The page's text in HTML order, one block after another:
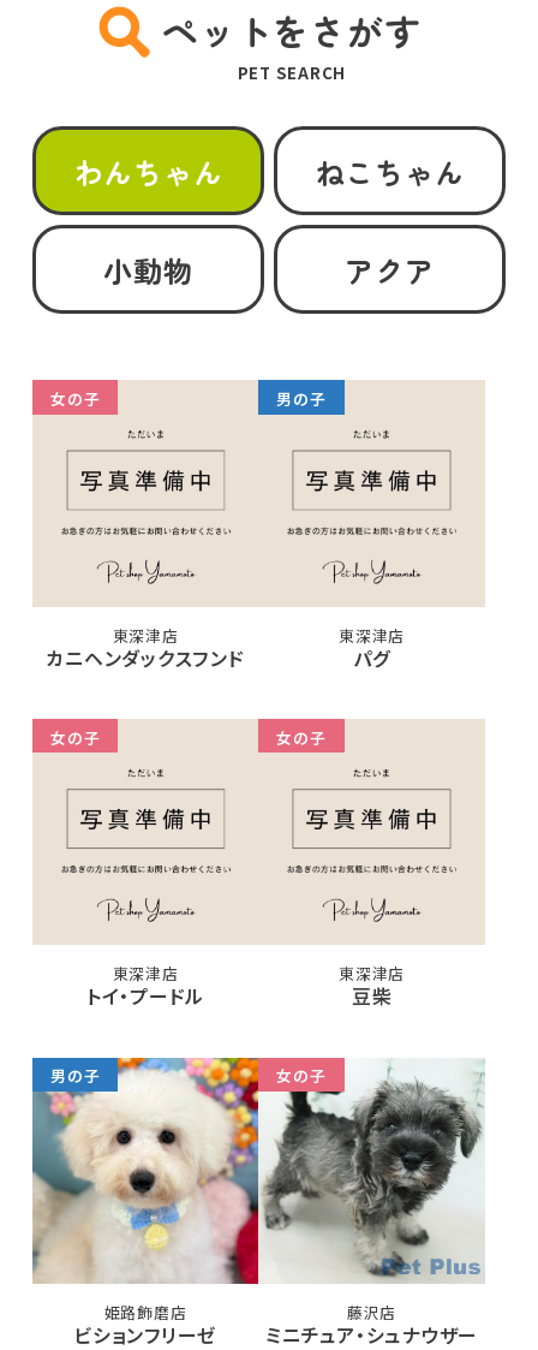
ペットをさがす
PET SEARCH
わんちゃん ねこちゃん
小動物 アクア
女の子
東深津店
カニヘンダックスフンド
男の子
東深津店
パグ
女の子
東深津店
トイ・プードル
女の子
東深津店
豆柴
男の子
姫路飾磨店
ビションフリーゼ
女の子
藤沢店
ミニチュア・シュナウザー